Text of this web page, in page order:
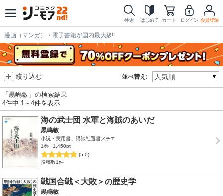
検索 はじめて カート ログイン 会員登録
漫画（マンガ）・電子書籍が国内最大級!!
並べ替え:
絞り込む
「黒嶋敏」の検索結果
4件中 1～4件を表示
海の武士団 水軍と海賊のあいだ
黒嶋敏
小説・実用書、講談社選書メチエ
1巻
1,450pt
(5.0)
投稿数1件
戦国合戦＜大敗＞の歴史学
黒嶋敏